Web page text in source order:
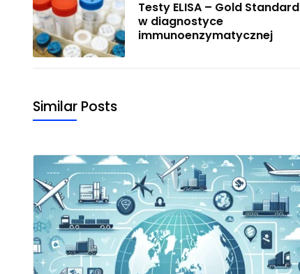
Testy ELISA – Gold Standard
w diagnostyce
immunoenzymatycznej
Similar Posts